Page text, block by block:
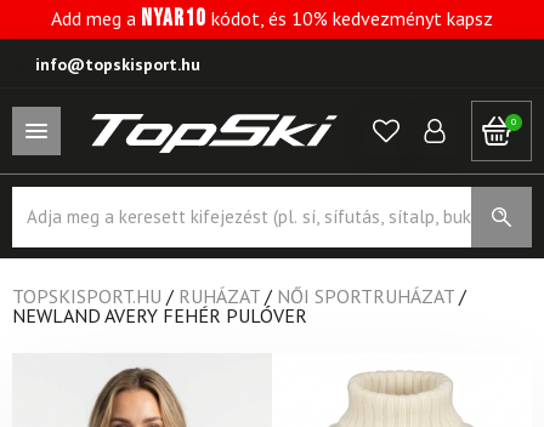
Add meg a NYAR10 kódot, és 10% kedvezményt kapsz
info@topskisport.hu
0
search
TOPSKISPORT.HU / RUHÁZAT / NŐI SPORTRUHÁZAT /
NEWLAND AVERY FEHÉR PULÓVER